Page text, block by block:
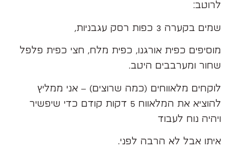
לרוטב:
שמים בקערה 3 כפות רסק עגבניות,
מוסיפים כפית אורגנו, כפית מלח, חצי כפית פלפל
שחור ומערבבים היטב.
לוקחים מלאווחים (כמה שרוצים) – אני ממליץ
להוציא את המלאווח 5 דקות קודם כדי שיפשיר
ויהיה נוח לעבוד
איתו אבל לא הרבה לפני.